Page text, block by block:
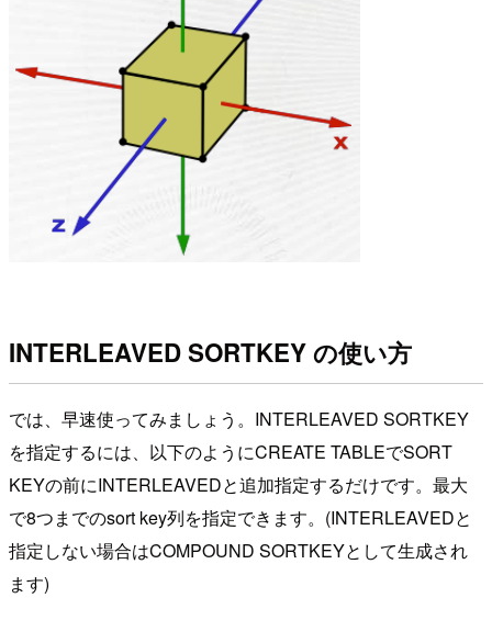
INTERLEAVED SORTKEY の使い方
では、早速使ってみましょう。INTERLEAVED SORTKEY
を指定するには、以下のようにCREATE TABLEでSORT
KEYの前にINTERLEAVEDと追加指定するだけです。最大
で8つまでのsort key列を指定できます。(INTERLEAVEDと
指定しない場合はCOMPOUND SORTKEYとして生成され
ます)